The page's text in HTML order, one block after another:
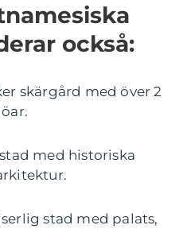
också:
skärgård med över 2
med historiska
stad med palats,